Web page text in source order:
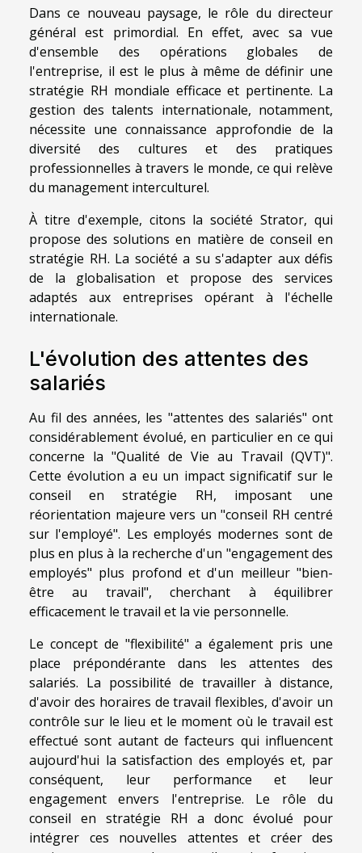
Dans ce nouveau paysage, le rôle du directeur
général est primordial. En effet, avec sa vue
d'ensemble des opérations globales de
l'entreprise, il est le plus à même de définir une
stratégie RH mondiale efficace et pertinente. La
gestion des talents internationale, notamment,
nécessite une connaissance approfondie de la
diversité des cultures et des pratiques
professionnelles à travers le monde, ce qui relève
du management interculturel.
À titre d'exemple, citons la société Strator, qui
propose des solutions en matière de conseil en
stratégie RH. La société a su s'adapter aux défis
de la globalisation et propose des services
adaptés aux entreprises opérant à l'échelle
internationale.
L'évolution des attentes des
salariés
Au fil des années, les "attentes des salariés" ont
considérablement évolué, en particulier en ce qui
concerne la "Qualité de Vie au Travail (QVT)".
Cette évolution a eu un impact significatif sur le
conseil en stratégie RH, imposant une
réorientation majeure vers un "conseil RH centré
sur l'employé". Les employés modernes sont de
plus en plus à la recherche d'un "engagement des
employés" plus profond et d'un meilleur "bien-
être au travail", cherchant à équilibrer
efficacement le travail et la vie personnelle.
Le concept de "flexibilité" a également pris une
place prépondérante dans les attentes des
salariés. La possibilité de travailler à distance,
d'avoir des horaires de travail flexibles, d'avoir un
contrôle sur le lieu et le moment où le travail est
effectué sont autant de facteurs qui influencent
aujourd'hui la satisfaction des employés et, par
conséquent, leur performance et leur
engagement envers l'entreprise. Le rôle du
conseil en stratégie RH a donc évolué pour
intégrer ces nouvelles attentes et créer des